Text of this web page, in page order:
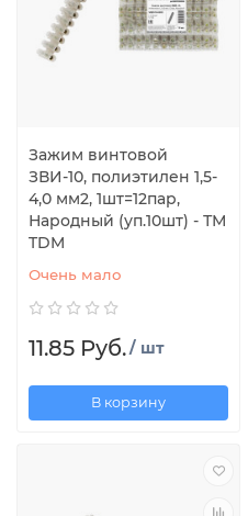
Зажим винтовой
ЗВИ-10, полиэтилен 1,5-
4,0 мм2, 1шт=12пар,
Народный (уп.10шт) - ТМ
TDM
Очень мало
11.85 Руб./ шт
В корзину